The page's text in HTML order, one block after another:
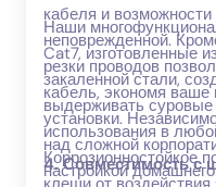
кабеля и
неповрежденной.
резки проводов
кабель, экономя
установки.
над сложной
настройкой
Наши
Cat7, изготовленные
закаленной стали,
выдерживать
использования в
Коррозионностойкое
4. Совместимость с